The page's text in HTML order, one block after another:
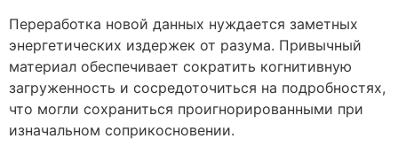
Переработка новой данных нуждается заметных
энергетических издержек от разума. Привычный
материал обеспечивает сократить когнитивную
загруженность и сосредоточиться на подробностях,
что могли сохраниться проигнорированными при
изначальном соприкосновении.